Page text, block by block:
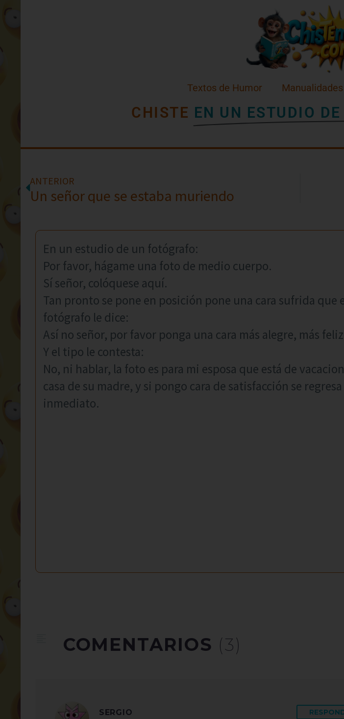
Textos de Humor Manualidades
CHISTE EN UN ESTUDIO
ANTERIOR
Un señor que se estaba muriendo
En un estudio de un fotógrafo:
Por favor, hágame una foto de medio cuerpo.
Sí señor, colóquese aquí.
Tan pronto se pone en posición pone una cara sufrida que
fotógrafo le dice:
Así no señor, por favor ponga una cara más alegre, más
Y el tipo le contesta:
No, ni hablar, la foto es para mi esposa que está de
casa de su madre, y si pongo cara de satisfacción se
inmediato.
COMENTARIOS (3)
SERGIO